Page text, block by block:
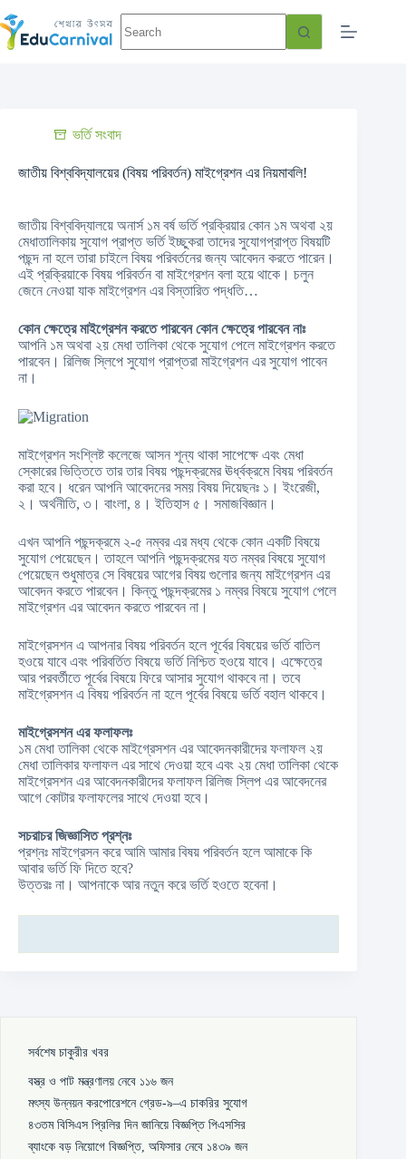
ভর্তি সংবাদ
জাতীয় বিশ্ববিদ্যালয়ের (বিষয় পরিবর্তন) মাইগ্রেশন এর নিয়মাবলি!
জাতীয় বিশ্ববিদ্যালয়ে অনার্স ১ম বর্ষ ভর্তি প্রক্রিয়ার কোন ১ম অথবা ২য়
মেধাতালিকায় সুযোগ প্রাপ্ত ভর্তি ইচ্ছুকরা তাদের সুযোগপ্রাপ্ত বিষয়টি
পছন্দ না হলে তারা চাইলে বিষয় পরিবর্তনের জন্য আবেদন করতে পারেন।
এই প্রক্রিয়াকে বিষয় পরিবর্তন বা মাইগ্রেশন বলা হয়ে থাকে। চলুন
জেনে নেওয়া যাক মাইগ্রেশন এর বিস্তারিত পদ্ধতি…
কোন ক্ষেত্রে মাইগ্রেশন করতে পারবেন কোন ক্ষেত্রে পারবেন নাঃ
আপনি ১ম অথবা ২য় মেধা তালিকা থেকে সুযোগ পেলে মাইগ্রেশন করতে
পারবেন। রিলিজ স্লিপে সুযোগ প্রাপ্তরা মাইগ্রেশন এর সুযোগ পাবেন
না।
মাইগ্রেশন সংশ্লিষ্ট কলেজে আসন শূন্য থাকা সাপেক্ষে এবং মেধা
স্কোরের ভিত্তিতে তার তার বিষয় পছন্দক্রমের ঊর্ধ্বক্রমে বিষয় পরিবর্তন
করা হবে। ধরেন আপনি আবেদনের সময় বিষয় দিয়েছনঃ ১। ইংরেজী,
২। অর্থনীতি, ৩। বাংলা, ৪। ইতিহাস ৫। সমাজবিজ্ঞান।
এখন আপনি পছন্দক্রমে ২-৫ নম্বর এর মধ্য থেকে কোন একটি বিষয়ে
সুযোগ পেয়েছেন। তাহলে আপনি পছন্দক্রমের যত নম্বর বিষয়ে সুযোগ
পেয়েছেন শুধুমাত্র সে বিষয়ের আগের বিষয় গুলোর জন্য মাইগ্রেশন এর
আবেদন করতে পারবেন। কিন্তু পছন্দক্রমের ১ নম্বর বিষয়ে সুযোগ পেলে
মাইগ্রেশন এর আবেদন করতে পারবেন না।
মাইগ্রেসশন এ আপনার বিষয় পরিবর্তন হলে পূর্বের বিষয়ের ভর্তি বাতিল
হওয়ে যাবে এবং পরিবর্তিত বিষয়ে ভর্তি নিশ্চিত হওয়ে যাবে। এক্ষেত্রে
আর পরবর্তীতে পূর্বের বিষয়ে ফিরে আসার সুযোগ থাকবে না। তবে
মাইগ্রেসশন এ বিষয় পরিবর্তন না হলে পূর্বের বিষয়ে ভর্তি বহাল থাকবে।
মাইগ্রেসশন এর ফলাফলঃ
১ম মেধা তালিকা থেকে মাইগ্রেসশন এর আবেদনকারীদের ফলাফল ২য়
মেধা তালিকার ফলাফল এর সাথে দেওয়া হবে এবং ২য় মেধা তালিকা থেকে
মাইগ্রেসশন এর আবেদনকারীদের ফলাফল রিলিজ স্লিপ এর আবেদনের
আগে কোটার ফলাফলের সাথে দেওয়া হবে।
সচরাচর জিজ্ঞাসিত প্রশ্নঃ
প্রশ্নঃ মাইগ্রেসন করে আমি আমার বিষয় পরিবর্তন হলে আমাকে কি
আবার ভর্তি ফি দিতে হবে?
উত্তরঃ না। আপনাকে আর নতুন করে ভর্তি হওতে হবেনা।
সর্বশেষ চাকুরীর খবর
বস্ত্র ও পাট মন্ত্রণালয় নেবে ১১৬ জন
মৎস্য উন্নয়ন করপোরেশনে গ্রেড-৯–এ চাকরির সুযোগ
৪৩তম বিসিএস প্রিলির দিন জানিয়ে বিজ্ঞপ্তি পিএসসির
ব্যাংকে বড় নিয়োগে বিজ্ঞপ্তি, অফিসার নেবে ১৪৩৯ জন